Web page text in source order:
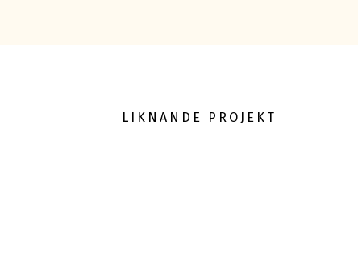
LIKNANDE PROJEKT